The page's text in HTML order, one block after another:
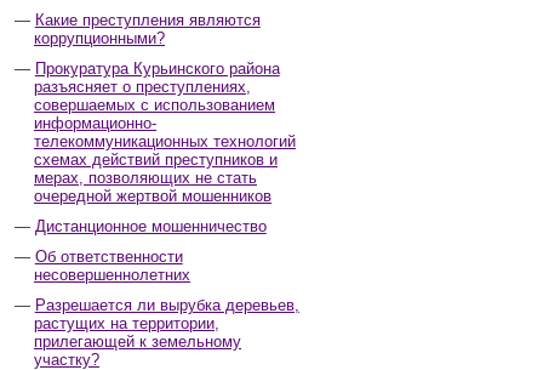
Какие преступления являются
коррупционными?
Прокуратура Курьинского района
разъясняет о преступлениях,
совершаемых с использованием
информационно-
телекоммуникационных технологий
схемах действий преступников и
мерах, позволяющих не стать
очередной жертвой мошенников
Дистанционное мошенничество
Об ответственности
несовершеннолетних
Разрешается ли вырубка деревьев,
растущих на территории,
прилегающей к земельному
участку?